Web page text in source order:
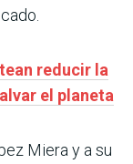
reducir la
el planeta
Miera y a su